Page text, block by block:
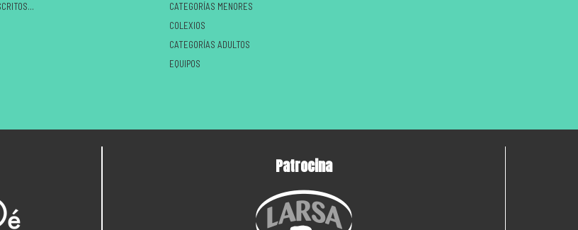
LISTADO DE INSCRITOS NO CIRCUÍTO
CATEGORÍAS MENORES
COLEXIOS
CATEGORÍAS ADULTOS
EQUIPOS
Patrocina